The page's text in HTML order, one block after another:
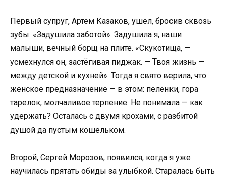
Первый супруг, Артём Казаков, ушёл, бросив сквозь
зубы: «Задушила заботой». Задушила я, наши
малыши, вечный борщ на плите. «Скукотища, —
усмехнулся он, застёгивая пиджак. — Твоя жизнь —
между детской и кухней». Тогда я свято верила, что
женское предназначение — в этом: пелёнки, гора
тарелок, молчаливое терпение. Не понимала — как
удержать? Осталась с двумя крохами, с разбитой
душой да пустым кошельком.
Второй, Сергей Морозов, появился, когда я уже
научилась прятать обиды за улыбкой. Старалась быть